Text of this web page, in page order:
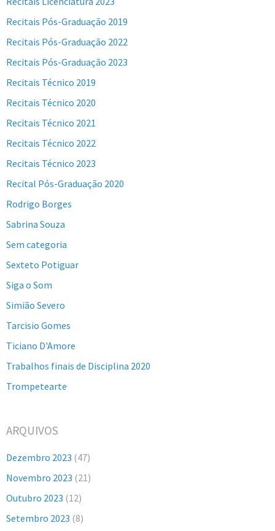
Recitais Pós-Graduação 2019
Recitais Pós-Graduação 2022
Recitais Pós-Graduação 2023
Recitais Técnico 2019
Recitais Técnico 2020
Recitais Técnico 2021
Recitais Técnico 2022
Recitais Técnico 2023
Recital Pós-Graduação 2020
Rodrigo Borges
Sabrina Souza
Sem categoria
Sexteto Potiguar
Siga o Som
Simião Severo
Tarcisio Gomes
Ticiano D'Amore
Trabalhos finais de Disciplina 2020
Trompetearte
ARQUIVOS
Dezembro 2023 (47)
Novembro 2023 (21)
Outubro 2023 (12)
Setembro 2023 (8)